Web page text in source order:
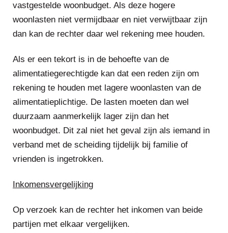
vastgestelde woonbudget. Als deze hogere
woonlasten niet vermijdbaar en niet verwijtbaar zijn
dan kan de rechter daar wel rekening mee houden.
Als er een tekort is in de behoefte van de
alimentatiegerechtigde kan dat een reden zijn om
rekening te houden met lagere woonlasten van de
alimentatieplichtige. De lasten moeten dan wel
duurzaam aanmerkelijk lager zijn dan het
woonbudget. Dit zal niet het geval zijn als iemand in
verband met de scheiding tijdelijk bij familie of
vrienden is ingetrokken.
Inkomensvergelijking
Op verzoek kan de rechter het inkomen van beide
partijen met elkaar vergelijken.